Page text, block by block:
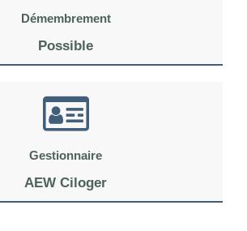
Démembrement
Possible
Gestionnaire
AEW Ciloger